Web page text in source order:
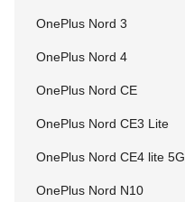
OnePlus Nord 3
OnePlus Nord 4
OnePlus Nord CE
OnePlus Nord CE3 Lite
OnePlus Nord CE4 lite 5G
OnePlus Nord N10